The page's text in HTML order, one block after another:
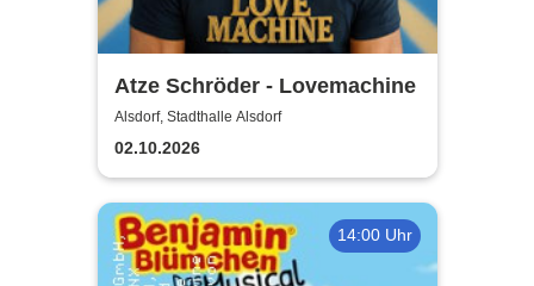
Atze Schröder - Lovemachine
Alsdorf, Stadthalle Alsdorf
02.10.2026
14:00 Uhr